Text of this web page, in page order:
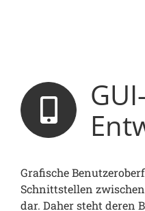
GUI-
Grafische
Schnittstellen
dar. Daher steht deren